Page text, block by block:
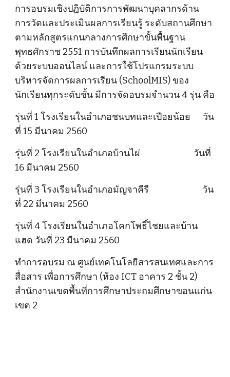
การอบรมเชิงปฏิบัติการการพัฒนาบุคลากรด้าน
การวัดและประเมินผลการเรียนรู้ ระดับสถานศึกษา
ตามหลักสูตรแกนกลางการศึกษาขั้นพื้นฐาน
พุทธศักราช 2551 การบันทึกผลการเรียนนักเรียน
ด้วยระบบออนไลน์ และการใช้โปรแกรมระบบ
บริหารจัดการผลการเรียน (SchoolMIS) ของ
นักเรียนทุกระดับชั้น มีการจัดอบรมจำนวน 4 รุ่น คือ
รุ่นที่ 1 โรงเรียนในอำเภอชนบทและเปือยน้อย      วัน
ที่ 15 มีนาคม 2560
รุ่นที่ 2 โรงเรียนในอำเภอบ้านไผ่                          วันที่
16 มีนาคม 2560
รุ่นที่ 3 โรงเรียนในอำเภอมัญจาคีรี                          วัน
ที่ 22 มีนาคม 2560
รุ่นที่ 4 โรงเรียนในอำเภอโคกโพธิ์ไชยและบ้าน
แฮด วันที่ 23 มีนาคม 2560
ทำการอบรม ณ ศูนย์เทคโนโลยีสารสนเทศและการ
สื่อสาร เพื่อการศึกษา (ห้อง ICT อาคาร 2 ชั้น 2)
สำนักงานเขตพื้นที่การศึกษาประถมศึกษาขอนแก่น
เขต 2